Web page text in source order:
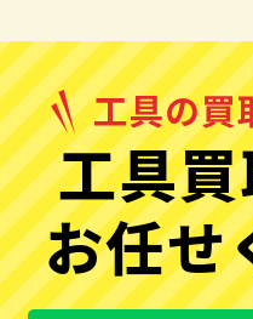
工具
お任せ